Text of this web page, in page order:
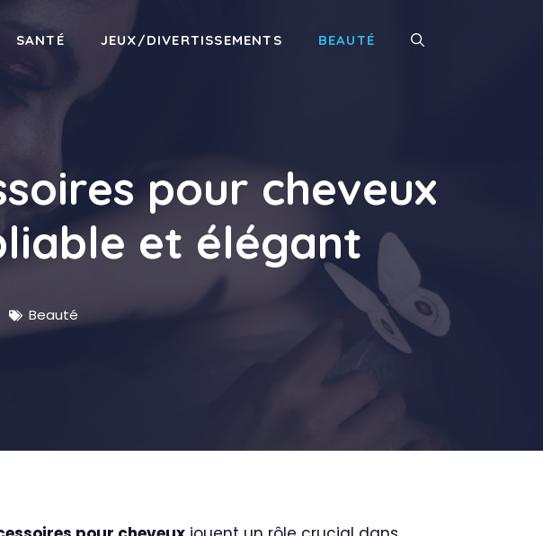
SANTÉ JEUX/DIVERTISSEMENTS BEAUTÉ
pour cheveux
et élégant
Beauté